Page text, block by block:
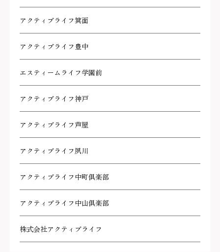
アクティブライフ箕面
アクティブライフ豊中
エスティームライフ学園前
アクティブライフ神戸
アクティブライフ芦屋
アクティブライフ夙川
アクティブライフ中町倶楽部
アクティブライフ中山倶楽部
株式会社アクティブライフ